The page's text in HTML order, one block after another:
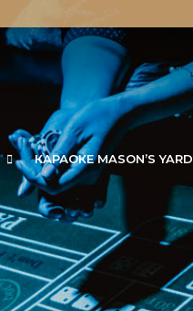
КАРАОКЕ MASON’S YARD